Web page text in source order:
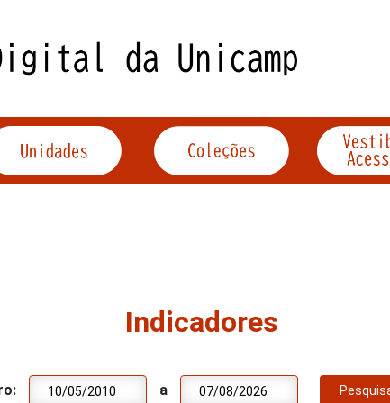
Indicadores
a